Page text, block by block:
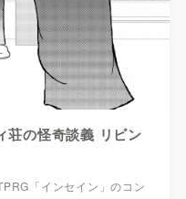
荘の怪奇談義 リビン
「インセイン」のコン